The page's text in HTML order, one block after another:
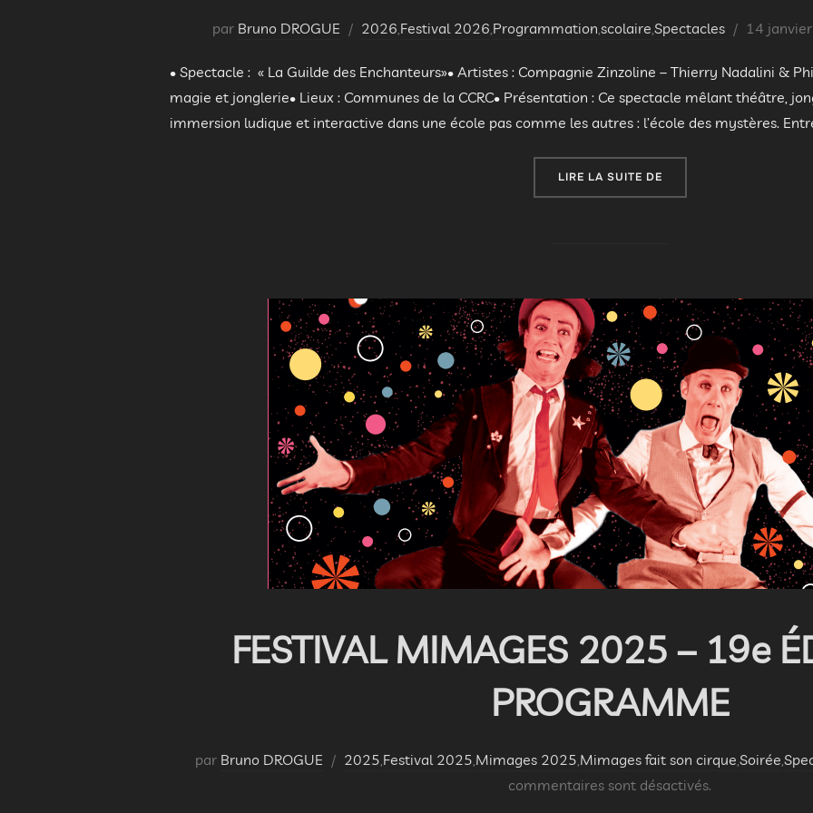
par Bruno DROGUE 2026 Festival 2026 Programmation scolaire Spectacles
Publié
14
• Spectacle : « La Guilde des Enchanteurs»• Artistes : Compagnie Zinzoline – Thierry Nadalini &
magie et jonglerie• Lieux : Communes de la CCRC• Présentation : Ce spectacle mêlant théâtre,
immersion ludique et interactive dans une école pas comme les autres : l’école des mystères.
LIRE LA SUITE DE« REPRÉSENTATIONS
FESTIVAL MIMAGES 2025 – 19e
PROGRAMME
par Bruno DROGUE 2025 Festival 2025 Mimages 2025 Mimages fait son cirque Soirée
commentaires sont désactivés.